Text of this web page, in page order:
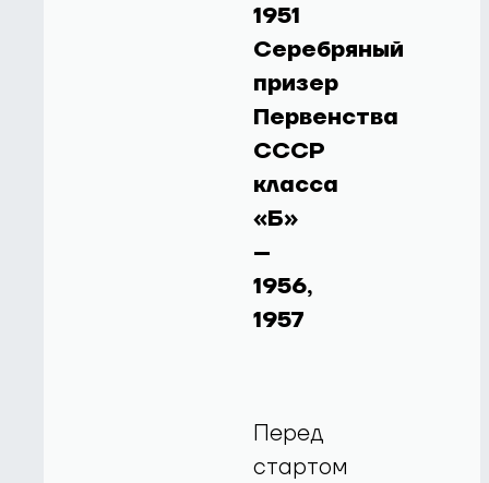
1951
Серебряный
призер
Первенства
СССР
класса
«Б»
–
1956,
1957
Перед
стартом